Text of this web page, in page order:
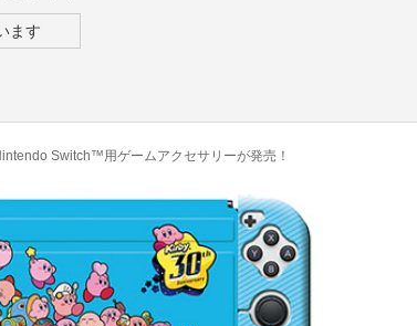
ます
Switch™用ゲームアクセサリーが発売！